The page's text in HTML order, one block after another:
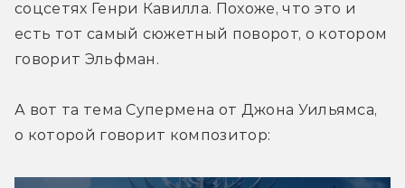
соцсетях Генри Кавилла. Похоже, что это и
есть тот самый сюжетный поворот, о котором
говорит Эльфман.
А вот та тема Супермена от Джона Уильямса,
о которой говорит композитор: